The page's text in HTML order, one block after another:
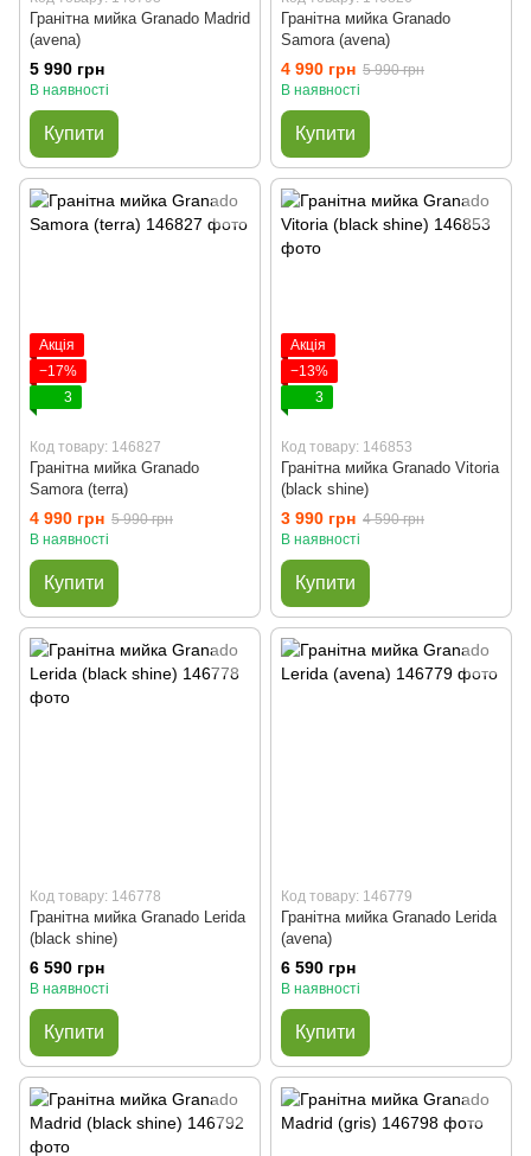
Гранітна мийка Granado Madrid
(avena)
5 990 грн
В наявності
Купити
Гранітна мийка Granado
Samora (avena)
4 990 грн 5 990 грн
В наявності
Купити
Акція
−17%
3
Код товару: 146827
Гранітна мийка Granado
Samora (terra)
4 990 грн 5 990 грн
В наявності
Купити
Акція
−13%
3
Код товару: 146853
Гранітна мийка Granado Vitoria
(black shine)
3 990 грн 4 590 грн
В наявності
Купити
Код товару: 146778
Гранітна мийка Granado Lerida
(black shine)
6 590 грн
В наявності
Купити
Код товару: 146779
Гранітна мийка Granado Lerida
(avena)
6 590 грн
В наявності
Купити